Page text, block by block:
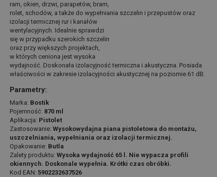
ram, okien, drzwi, parapetów, bram,
rolet, schodów, a także do wypełniania szczelin i przepustów oraz
izolacji termicznej rur i kanałów
wentylacyjnych. Idealnie sprawdzi
się w przypadku szerokich szczelin
oraz przy większych projektach,
w których ceniona jest wysoka
wydajność. Doskonała izolacyjność termiczna i akustyczna. Posiada
właściwości w zakresie izolacyjności akustycznej na poziomie 61 dB.
Parametry:
Marka: Bostik
Pojemność: 870 ml
Aplikacja: Pistolet
Zastosowanie: Wysokowydajna piana pistoletowa do montażu,
uszczelniania, wypełniania oraz izolacji termicznej.
Opakowanie: Butla
Zalety produktu: Wysoka wydajność 65 l. Nie wypacza profili
okiennych. Doskonale wypełnia. Krótki czas obróbki.
Kod EAN: 5902232637526